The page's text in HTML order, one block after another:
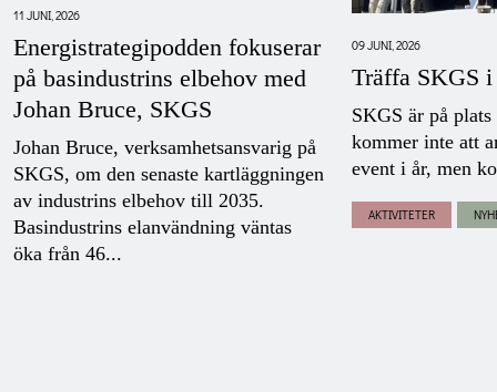
11 JUNI, 2026
Energistrategipodden fokuserar
på basindustrins elbehov med
Johan Bruce, SKGS
Johan Bruce, verksamhetsansvarig på
SKGS, om den senaste kartläggningen
av industrins elbehov till 2035.
Basindustrins elanvändning väntas
öka från 46...
09 JUNI, 2026
Träffa SKGS
SKGS är på
kommer inte att
event i år, men
AKTIVITETER